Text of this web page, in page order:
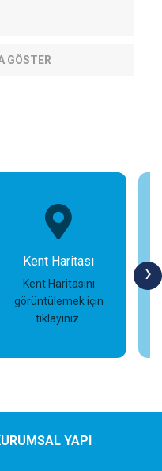
GÖSTER
›
Kent Haritası
Kent Haritasını
görüntülemek için
tıklayınız.
YAPI